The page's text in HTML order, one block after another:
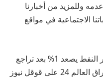
وللمزيد من أخبارنا
الاجتماعية في مواقع
نشكر لكم اهتمامكم وقراءتكم لخبر النفط يصعد 1% بعد تراجع
مخزونات الخام الأميركية تابعوا اشراق العالم 24 على قوقل نيوز